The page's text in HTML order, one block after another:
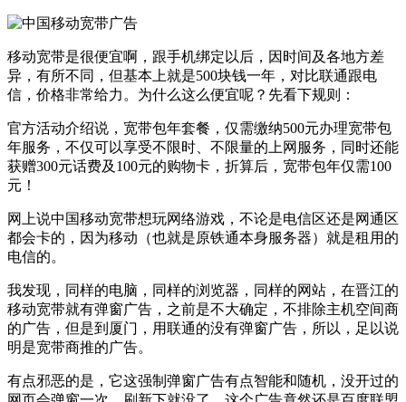
移动宽带是很便宜啊，跟手机绑定以后，因时间及各地方差
异，有所不同，但基本上就是500块钱一年，对比联通跟电
信，价格非常给力。为什么这么便宜呢？先看下规则：
官方活动介绍说，宽带包年套餐，仅需缴纳500元办理宽带包
年服务，不仅可以享受不限时、不限量的上网服务，同时还能
获赠300元话费及100元的购物卡，折算后，宽带包年仅需100
元！
网上说中国移动宽带想玩网络游戏，不论是电信区还是网通区
都会卡的，因为移动（也就是原铁通本身服务器）就是租用的
电信的。
我发现，同样的电脑，同样的浏览器，同样的网站，在晋江的
移动宽带就有弹窗广告，之前是不大确定，不排除主机空间商
的广告，但是到厦门，用联通的没有弹窗广告，所以，足以说
明是宽带商推的广告。
有点邪恶的是，它这强制弹窗广告有点智能和随机，没开过的